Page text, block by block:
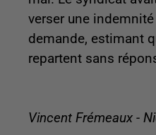
verser une
demande, estimant
repartent sans
Vincent Frémeaux -